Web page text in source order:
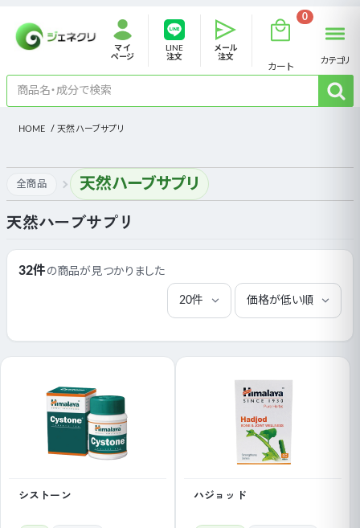
マイ
ページ
LINE
注文
メール
注文
カート
0
カテゴリ
HOME 天然ハーブサプリ
全商品 天然ハーブサプリ
天然ハーブサプリ
32件の商品が見つかりました
シストーン ハジョッド